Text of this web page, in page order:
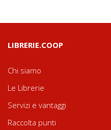
LIBRERIE.COOP
Chi siamo
Le Librerie
Servizi e vantaggi
Raccolta punti